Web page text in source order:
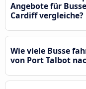
Angebote für
Cardiff vergleiche?
Wie viele Busse
von Port Talbot